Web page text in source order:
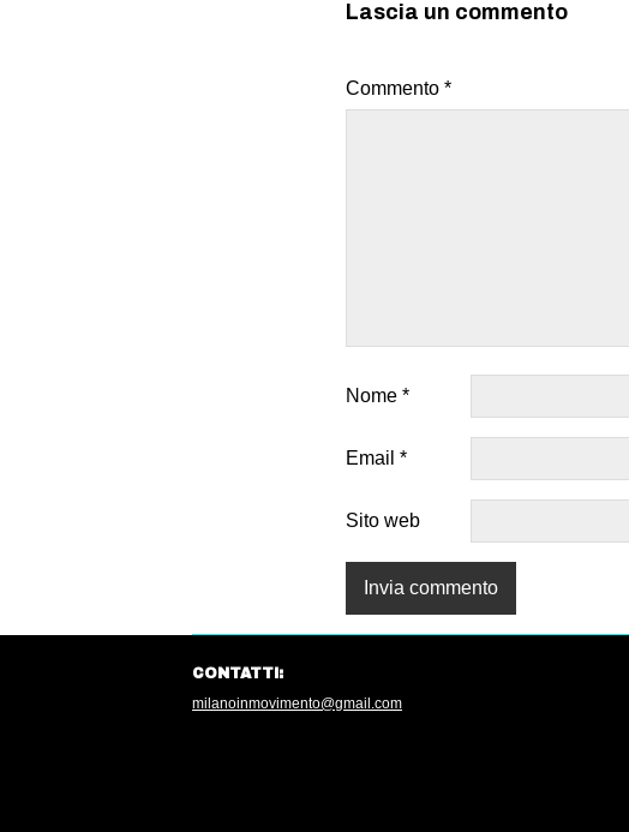
Lascia un commento
Commento *
Nome *
Email *
Sito web
CONTATTI:
milanoinmovimento@gmail.com